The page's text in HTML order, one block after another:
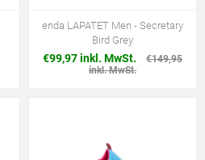
enda LAPATET Men - Secretary
Bird Grey
€99,97 inkl. MwSt.
€149,95
inkl. MwSt.